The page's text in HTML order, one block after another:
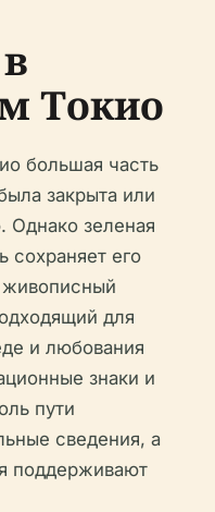
Токио
большая часть
закрыта или
Однако зеленая
сохраняет его
живописный
для
и любования
знаки и
пути
сведения, а
поддерживают